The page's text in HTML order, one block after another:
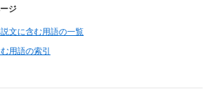
ジ
説文に含む用語の一覧
用語の索引